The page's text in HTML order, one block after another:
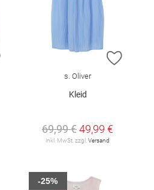
ZUR WUNSCHLISTE HINZUFÜGEN
ZUR
s. Oliver
Kleid
69,99 €49,99 €
inkl. MwSt. zzgl.Versand
-25%